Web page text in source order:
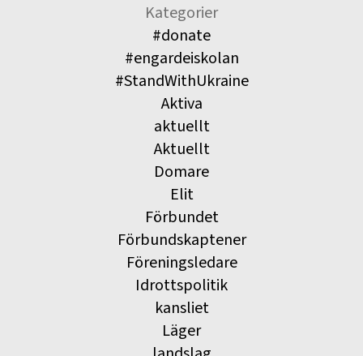
Kategorier
#donate
#engardeiskolan
#StandWithUkraine
Aktiva
aktuellt
Aktuellt
Domare
Elit
Förbundet
Förbundskaptener
Föreningsledare
Idrottspolitik
kansliet
Läger